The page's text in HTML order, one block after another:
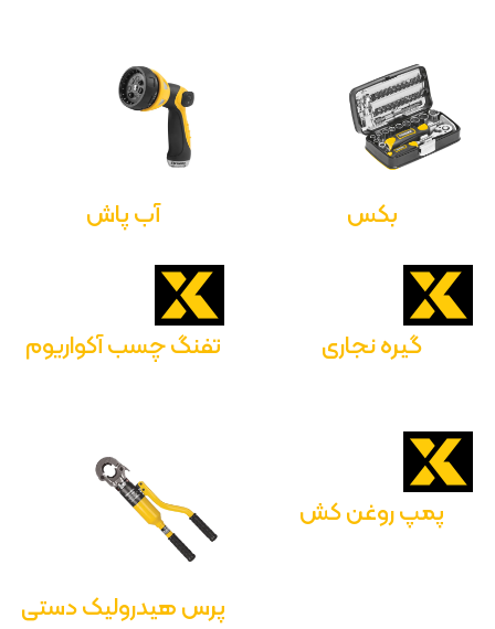
بکس آب پاش
گیره نجاری تفنگ چسب آکواریوم
پمپ روغن کش
پرس هیدرولیک دستی